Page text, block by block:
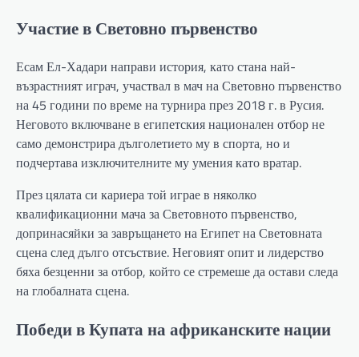
Участие в Световно първенство
Есам Ел-Хадари направи история, като стана най-
възрастният играч, участвал в мач на Световно първенство
на 45 години по време на турнира през 2018 г. в Русия.
Неговото включване в египетския национален отбор не
само демонстрира дълголетието му в спорта, но и
подчертава изключителните му умения като вратар.
През цялата си кариера той играе в няколко
квалификационни мача за Световното първенство,
допринасяйки за завръщането на Египет на Световната
сцена след дълго отсъствие. Неговият опит и лидерство
бяха безценни за отбор, който се стремеше да остави следа
на глобалната сцена.
Победи в Купата на африканските нации